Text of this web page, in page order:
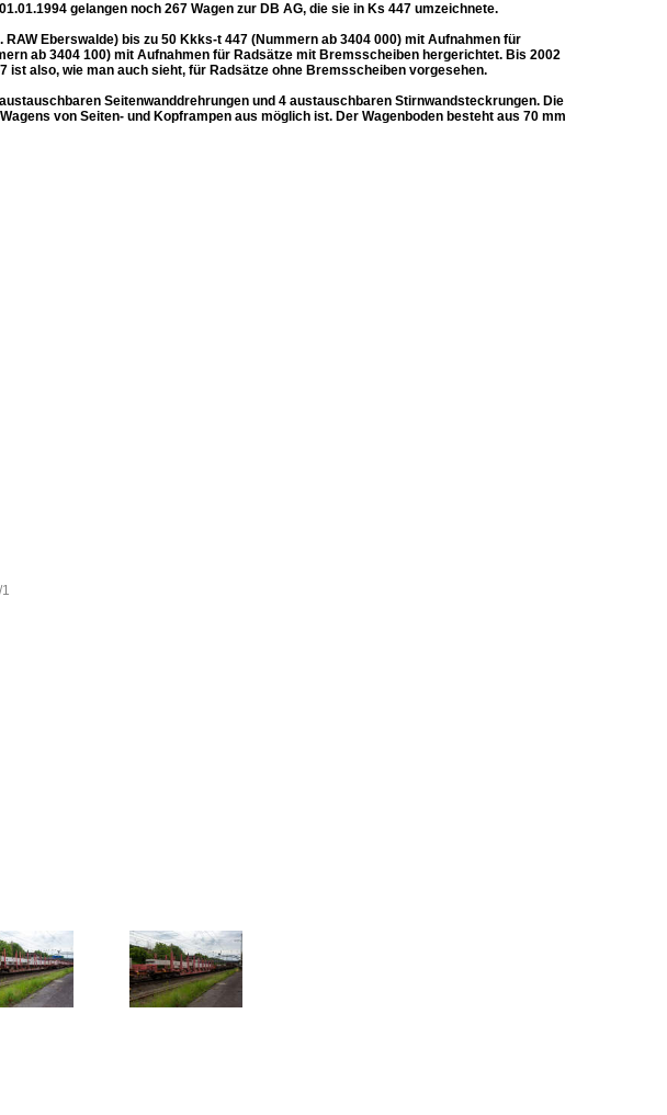
gelangen noch 267 Wagen zur DB AG, die sie in Ks 447 umzeichnete.
Eberswalde) bis zu 50 Kkks-t 447 (Nummern ab 3404 000) mit Aufnahmen für
ab 3404 100) mit Aufnahmen für Radsätze mit Bremsscheiben hergerichtet. Bis 2002
also, wie man auch sieht, für Radsätze ohne Bremsscheiben vorgesehen.
Seitenwanddrehrungen und 4 austauschbaren Stirnwandsteckrungen. Die
von Seiten- und Kopframpen aus möglich ist. Der Wagenboden besteht aus 70 mm